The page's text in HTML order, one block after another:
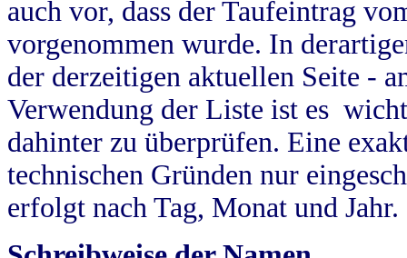
auch vor, dass der Taufeintrag
vorgenommen wurde. In
der derzeitigen aktuellen Seite -
Verwendung der Liste ist es
dahinter zu überprüfen. Eine
technischen Gründen nur
erfolgt nach Tag, Monat und Jahr.